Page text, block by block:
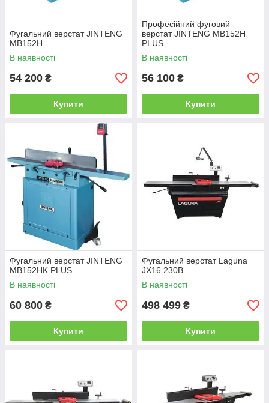
Фугальний верстат JINTENG
MB152H
В наявності
54 200 ₴
Купити
Професійний фуговий
верстат JINTENG MB152H
PLUS
В наявності
56 100 ₴
Купити
Фугальний верстат JINTENG
MB152HK PLUS
В наявності
60 800 ₴
Купити
Фугальний верстат Laguna
JX16 230В
В наявності
498 499 ₴
Купити